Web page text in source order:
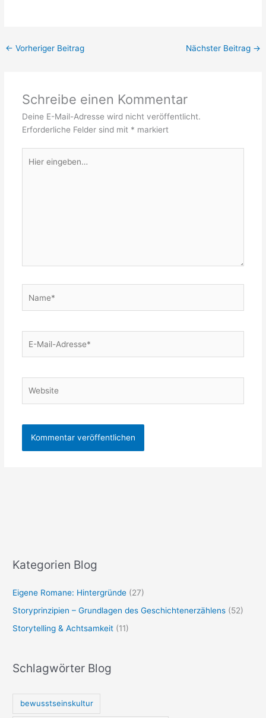
← Vorheriger Beitrag Nächster Beitrag →
Schreibe einen Kommentar
Deine E-Mail-Adresse wird nicht veröffentlicht.
Erforderliche Felder sind mit * markiert
eingeben…
Mail-
Kategorien Blog
Eigene Romane: Hintergründe (27)
Storyprinzipien – Grundlagen des Geschichtenerzählens (52)
Storytelling & Achtsamkeit (11)
Schlagwörter Blog
bewusstseinskultur